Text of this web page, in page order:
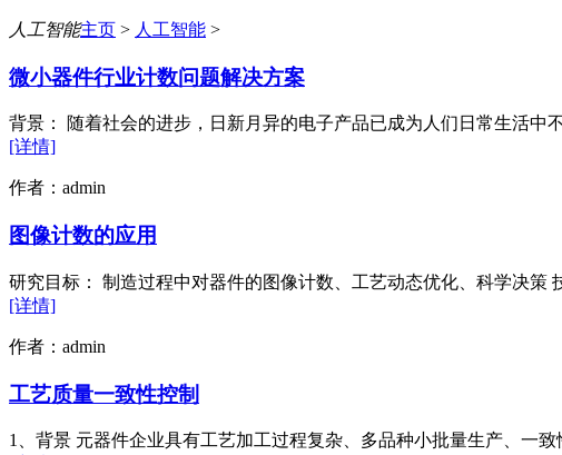
人工智能主页 > 人工智能 >
微小器件行业计数问题解决方案
背景： 随着社会的进步，日新月异的电子产品已成为人们日常生活
[详情]
作者：admin
图像计数的应用
研究目标： 制造过程中对器件的图像计数、工艺动态优化、科学决
[详情]
作者：admin
工艺质量一致性控制
1、背景 元器件企业具有工艺加工过程复杂、多品种小批量生产、一